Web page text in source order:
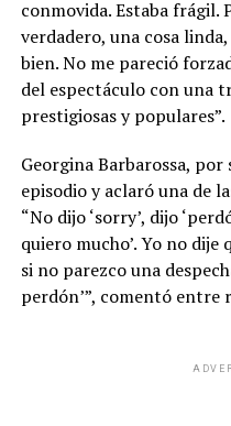
conmovida. Estaba frágil.
verdadero, una cosa
bien. No me pareció
del espectáculo con una
prestigiosas y populares”.
Georgina Barbarossa,
episodio y aclaró una de
“No dijo ‘sorry’, dijo
quiero mucho’. Yo no
si no parezco una
perdón’”, comentó entre